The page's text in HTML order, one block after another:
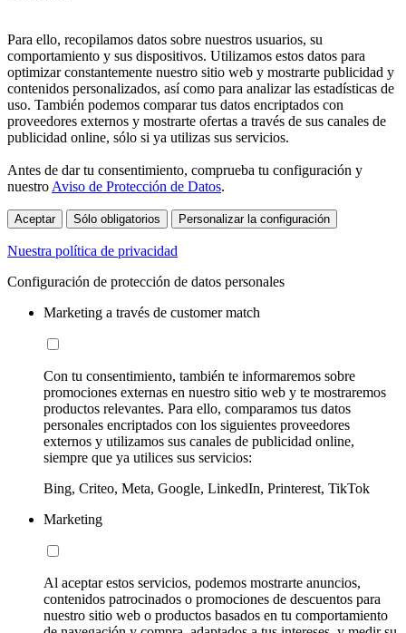
Para ello, recopilamos datos sobre nuestros usuarios, su
comportamiento y sus dispositivos. Utilizamos estos datos para
optimizar constantemente nuestro sitio web y mostrarte publicidad y
contenidos personalizados, así como para analizar las estadísticas de
uso. También podemos comparar tus datos encriptados con
proveedores externos y mostrarte ofertas a través de sus canales de
publicidad online, sólo si ya utilizas sus servicios.
Antes de dar tu consentimiento, comprueba tu configuración y
nuestro Aviso de Protección de Datos.
Aceptar Sólo obligatorios Personalizar la configuración
Nuestra política de privacidad
Configuración de protección de datos personales
Marketing a través de customer match
Con tu consentimiento, también te informaremos sobre
promociones externas en nuestro sitio web y te mostraremos
productos relevantes. Para ello, comparamos tus datos
personales encriptados con los siguientes proveedores
externos y utilizamos sus canales de publicidad online,
siempre que ya utilices sus servicios:
Bing, Criteo, Meta, Google, LinkedIn, Printerest, TikTok
Marketing
Al aceptar estos servicios, podemos mostrarte anuncios,
contenidos patrocinados o promociones de descuentos para
nuestro sitio web o productos basados en tu comportamiento